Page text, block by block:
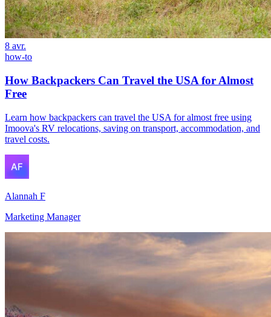
8 avr.
how-to
How Backpackers Can Travel the USA for Almost
Free
Learn how backpackers can travel the USA for almost free using
Imoova's RV relocations, saving on transport, accommodation, and
travel costs.
Alannah F
Marketing Manager